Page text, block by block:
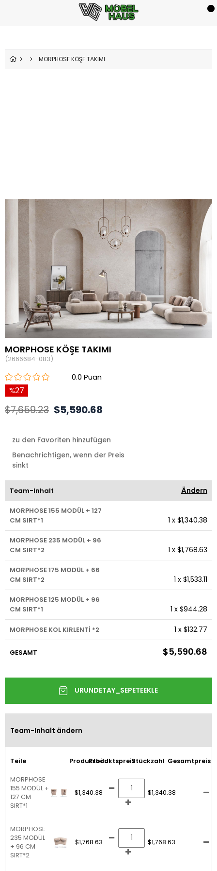
MORPHOSE KÖŞE TAKIMI
MORPHOSE KÖŞE TAKIMI
(2666684-083)
0.0
27
$7,659.23 $5,590.68
zu den Favoriten hinzufügen
Benachrichtigen, wenn der Preis
sinkt
Team-Inhalt Ändern
MORPHOSE 155 MODÜL + 127
CM SIRT*1
1 x $1,340.38
MORPHOSE 235 MODÜL + 96
CM SIRT*2
1 x $1,768.63
MORPHOSE 175 MODÜL + 66
CM SIRT*2
1 x $1,533.11
MORPHOSE 125 MODÜL + 96
CM SIRT*1
1 x $944.28
MORPHOSE KOL KIRLENTİ *2 1 x $132.77
GESAMT $5,590.68
Team-Inhalt ändern
Teile ProduktbildProduktspreisStückzahl Gesamtpreis
MORPHOSE
155 MODÜL +
127 CM
SIRT*1
$1,340.38 $1,340.38
MORPHOSE
235 MODÜL
+ 96 CM
SIRT*2
$1,768.63 $1,768.63